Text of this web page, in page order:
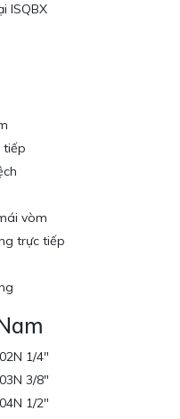
ISQBX
tiếp
vòm
trực tiếp
1/4″
3/8″
1/2″